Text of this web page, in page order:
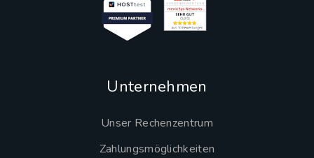
Unternehmen
Unser Rechenzentrum
Zahlungsmöglichkeiten